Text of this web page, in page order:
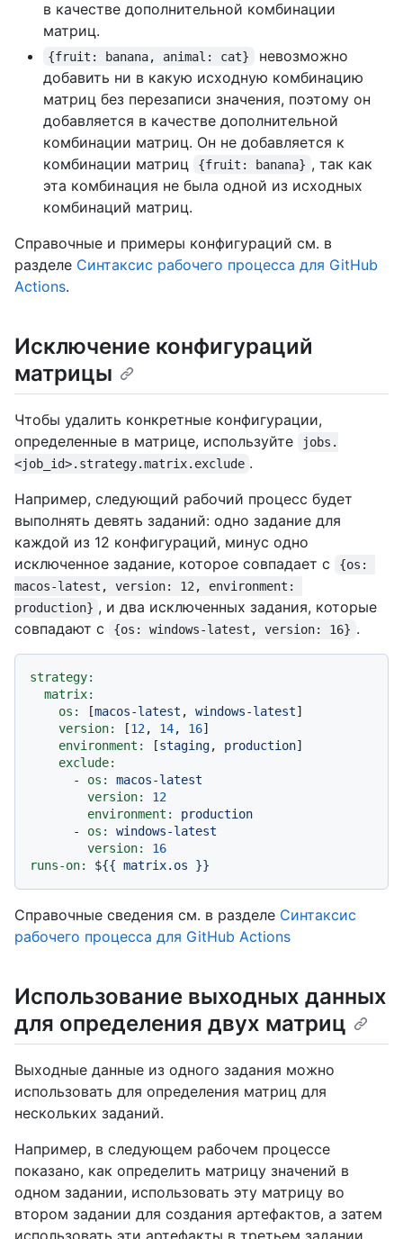
в качестве дополнительной комбинации
матриц.
{fruit: banana, animal: cat}
невозможно
добавить ни в какую исходную комбинацию
матриц без перезаписи значения, поэтому он
добавляется в качестве дополнительной
комбинации матриц. Он не добавляется к
комбинации матриц
{fruit: banana} , так как
эта комбинация не была одной из исходных
комбинаций матриц.
Справочные и примеры конфигураций см. в
разделе Синтаксис рабочего процесса для GitHub
Actions.
Исключение конфигураций
матрицы
Чтобы удалить конкретные конфигурации,
определенные в матрице, используйте
jobs.
<job_id>.strategy.matrix.exclude .
Например, следующий рабочий процесс будет
выполнять девять заданий: одно задание для
каждой из 12 конфигураций, минус одно
исключенное задание, которое совпадает с
{os:
macos-latest, version: 12, environment:
production} , и два исключенных задания, которые
совпадают с
{os: windows-latest, version: 16} .
strategy:
matrix:
os:
[macos-latest , windows-latest]
version:
[12, 14, 16]
environment:
[staging, production]
exclude:
-
os:
macos-latest
version:
12
environment:
production
-
os:
windows-latest
version:
16
runs-on:
${{ matrix.os }}
Справочные сведения см. в разделе Синтаксис
рабочего процесса для GitHub Actions
Использование выходных данных
для определения двух матриц
Выходные данные из одного задания можно
использовать для определения матриц для
нескольких заданий.
Например, в следующем рабочем процессе
показано, как определить матрицу значений в
одном задании, использовать эту матрицу во
втором задании для создания артефактов, а затем